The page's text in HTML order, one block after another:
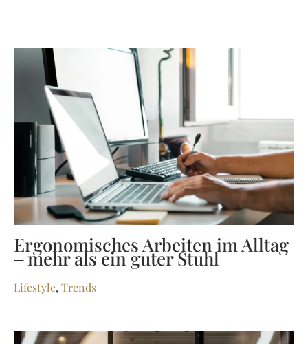
Ergonomisches Arbeiten im Alltag
– mehr als ein guter Stuhl
Lifestyle, Trends